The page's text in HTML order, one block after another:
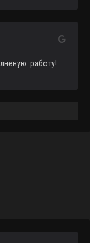
работу!